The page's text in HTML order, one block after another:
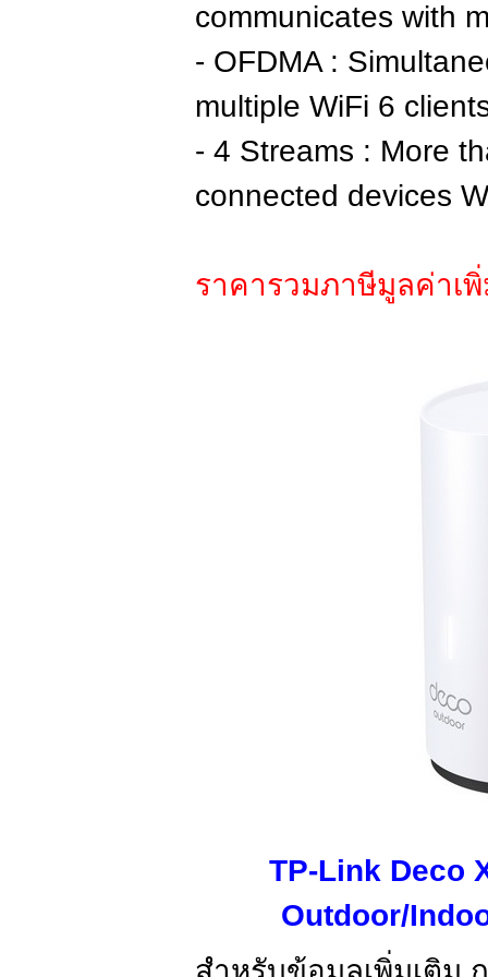
communicates with
- OFDMA :
multiple WiFi 6
- 4 Streams : More
connected devices
ราคารวมภาษีมูลค่าเ
TP-Link Deco
Outdoor/